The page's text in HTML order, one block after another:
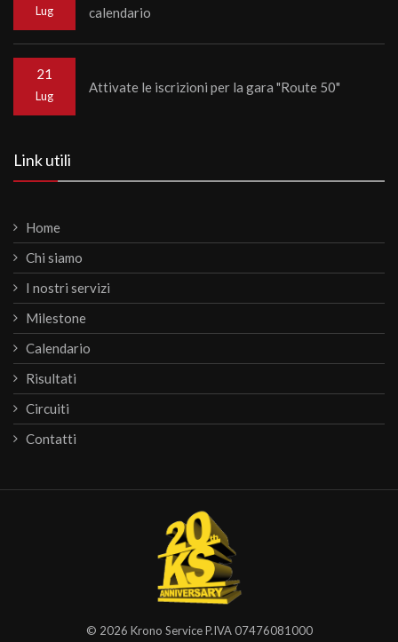
Lug
calendario
21
Lug
Attivate le iscrizioni per la gara "Route 50"
Link utili
Home
Chi siamo
I nostri servizi
Milestone
Calendario
Risultati
Circuiti
Contatti
© 2026 Krono ServiceP.IVA 07476081000